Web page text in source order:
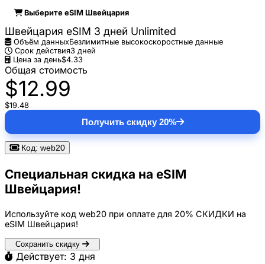
Выберите eSIM Швейцария
Швейцария eSIM 3 дней Unlimited
Объём данныхБезлимитные высокоскоростные данные
Срок действия3 дней
Цена за день$4.33
Общая стоимость
$12.99
$19.48
Получить скидку 20%
Код: web20
Специальная скидка на eSIM
Швейцария!
Используйте код web20 при оплате для 20% СКИДКИ на
eSIM Швейцария!
Сохранить скидку
Действует: 3 дня